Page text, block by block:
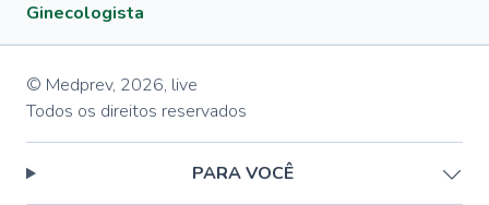
Ginecologista
© Medprev, 2026, live
Todos os direitos reservados
PARA VOCÊ